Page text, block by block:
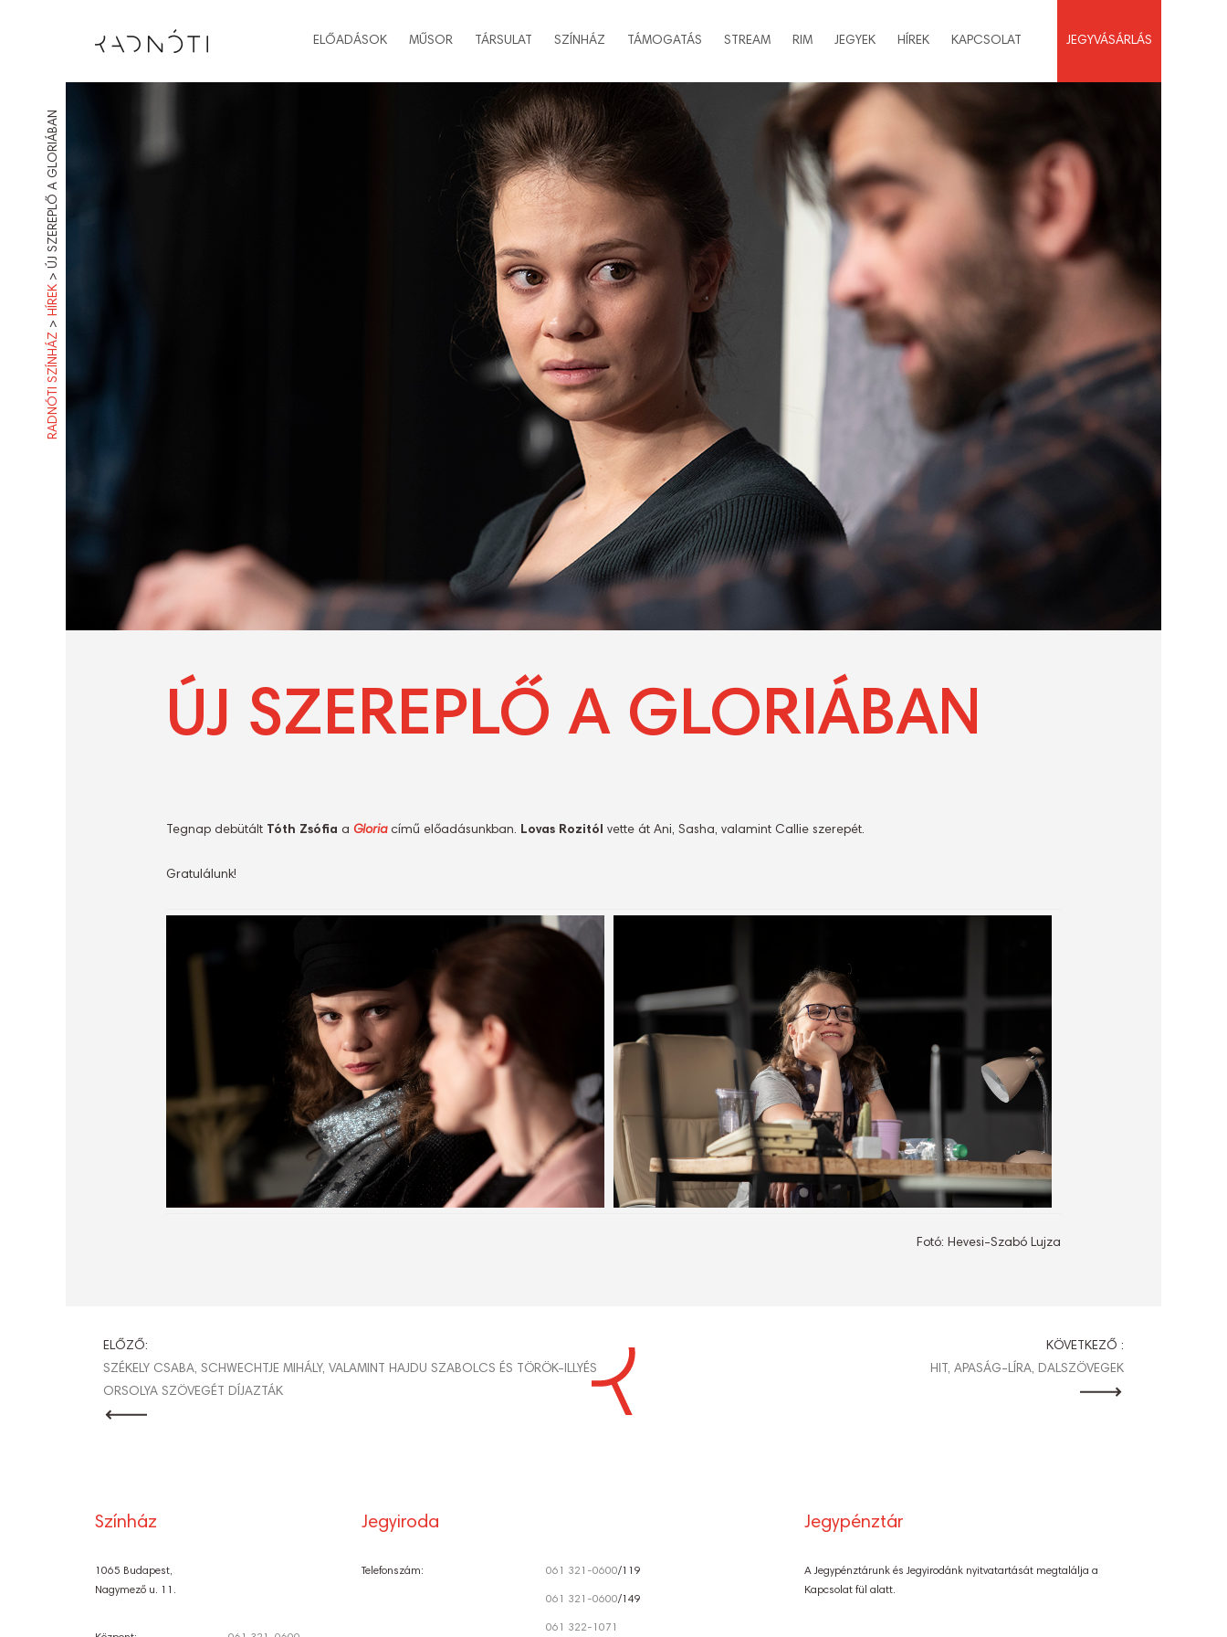
ELŐADÁSOK MŰSOR TÁRSULAT SZÍNHÁZ TÁMOGATÁS STREAM RIM JEGYEK HÍREK KAPCSOLAT JEGYVÁSÁRLÁS
RADNÓTI SZÍNHÁZ
>
HÍREK
>
ÚJ SZEREPLŐ A GLORIÁBAN
ÚJ SZEREPLŐ A GLORIÁBAN
Tegnap debütált Tóth Zsófia a Gloria című előadásunkban. Lovas Rozitól vette át Ani, Sasha, valamint Callie szerepét.
Gratulálunk!
Fotó: Hevesi-Szabó Lujza
BEJEGYZÉS
NAVIGÁCIÓ
ELŐZŐ:
SZÉKELY CSABA, SCHWECHTJE MIHÁLY, VALAMINT HAJDU SZABOLCS ÉS TÖRÖK-ILLYÉS
ORSOLYA SZÖVEGÉT DÍJAZTÁK
KÖVETKEZŐ :
HIT, APASÁG-LÍRA, DALSZÖVEGEK
Színház
1065 Budapest,
Nagymező u. 11.
Jegyiroda
Telefonszám: 061 321-0600/119
061 321-0600/149
061 322-1071
Jegypénztár
A Jegypénztárunk és Jegyirodánk nyitvatartását megtalálja a
Kapcsolat fül alatt.